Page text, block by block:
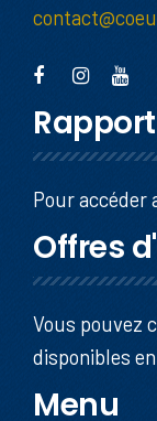
Pour accéder
Offres
Vous pouvez
disponibles
Menu